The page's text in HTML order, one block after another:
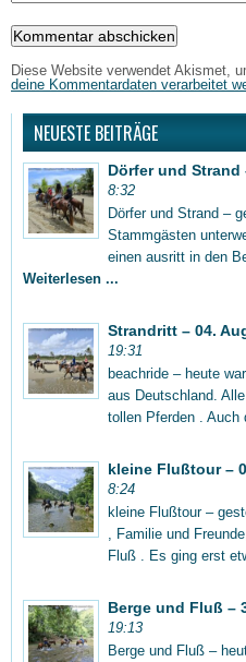
Diese Website verwendet Akismet,
deine Kommentardaten verarbeitet
NEUESTE BEITRÄGE
Dörfer und Strand
8:32
Dörfer und Strand –
Stammgästen
einen ausritt in den
Weiterlesen ...
Strandritt – 04.
19:31
beachride – heute
aus Deutschland.
tollen Pferden . Auch
kleine Flußtour –
8:24
kleine Flußtour –
, Familie und
Fluß . Es ging erst
Berge und Fluß –
19:13
Berge und Fluß –